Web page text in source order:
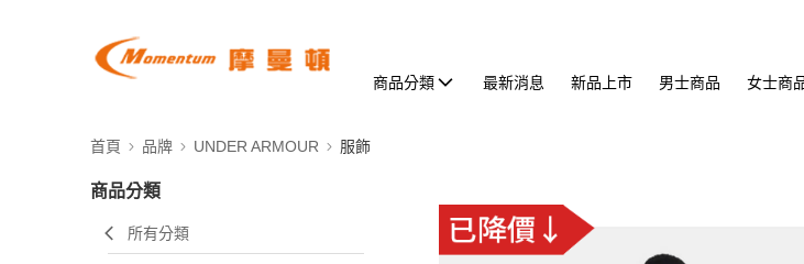
商品分類 最新消息 新品上市 男士商品 女士商
首頁 品牌 UNDER ARMOUR 服飾
商品分類
所有分類